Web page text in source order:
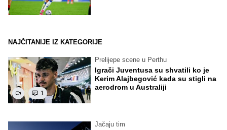
NAJČITANIJE IZ KATEGORIJE
1
Prelijepe scene u Perthu
Igrači Juventusa su shvatili ko je
Kerim Alajbegović kada su stigli na
aerodrom u Australiji
Jačaju tim